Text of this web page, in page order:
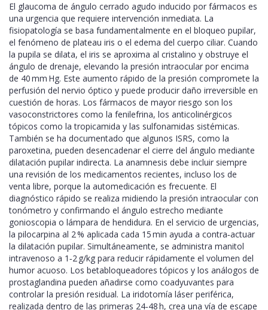
El glaucoma de ángulo cerrado agudo inducido por fármacos es
una urgencia que requiere intervención inmediata. La
fisiopatología se basa fundamentalmente en el bloqueo pupilar,
el fenómeno de plateau iris o el edema del cuerpo ciliar. Cuando
la pupila se dilata, el iris se aproxima al cristalino y obstruye el
ángulo de drenaje, elevando la presión intraocular por encima
de 40 mm Hg. Este aumento rápido de la presión compromete la
perfusión del nervio óptico y puede producir daño irreversible en
cuestión de horas. Los fármacos de mayor riesgo son los
vasoconstrictores como la fenilefrina, los anticolinérgicos
tópicos como la tropicamida y las sulfonamidas sistémicas.
También se ha documentado que algunos ISRS, como la
paroxetina, pueden desencadenar el cierre del ángulo mediante
dilatación pupilar indirecta. La anamnesis debe incluir siempre
una revisión de los medicamentos recientes, incluso los de
venta libre, porque la automedicación es frecuente. El
diagnóstico rápido se realiza midiendo la presión intraocular con
tonómetro y confirmando el ángulo estrecho mediante
gonioscopia o lámpara de hendidura. En el servicio de urgencias,
la pilocarpina al 2 % aplicada cada 15 min ayuda a contra‑actuar
la dilatación pupilar. Simultáneamente, se administra manitol
intravenoso a 1‑2 g/kg para reducir rápidamente el volumen del
humor acuoso. Los betabloqueadores tópicos y los análogos de
prostaglandina pueden añadirse como coadyuvantes para
controlar la presión residual. La iridotomía láser periférica,
realizada dentro de las primeras 24‑48 h, crea una vía de escape